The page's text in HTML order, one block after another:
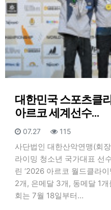
대한민국 스포츠클
아르코 세계선수…
등록일
07.27 조회
115
사단법인 대한산악연맹(회
라이밍 청소년 국가대표 선
린 ‘2026 아르코 월드클라
2개, 은메달 3개, 동메달 1
회는 7월 18일부터…